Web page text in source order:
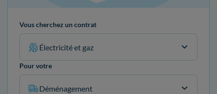
Vous cherchez un contrat
Électricité et gaz
Pour votre
Déménagement